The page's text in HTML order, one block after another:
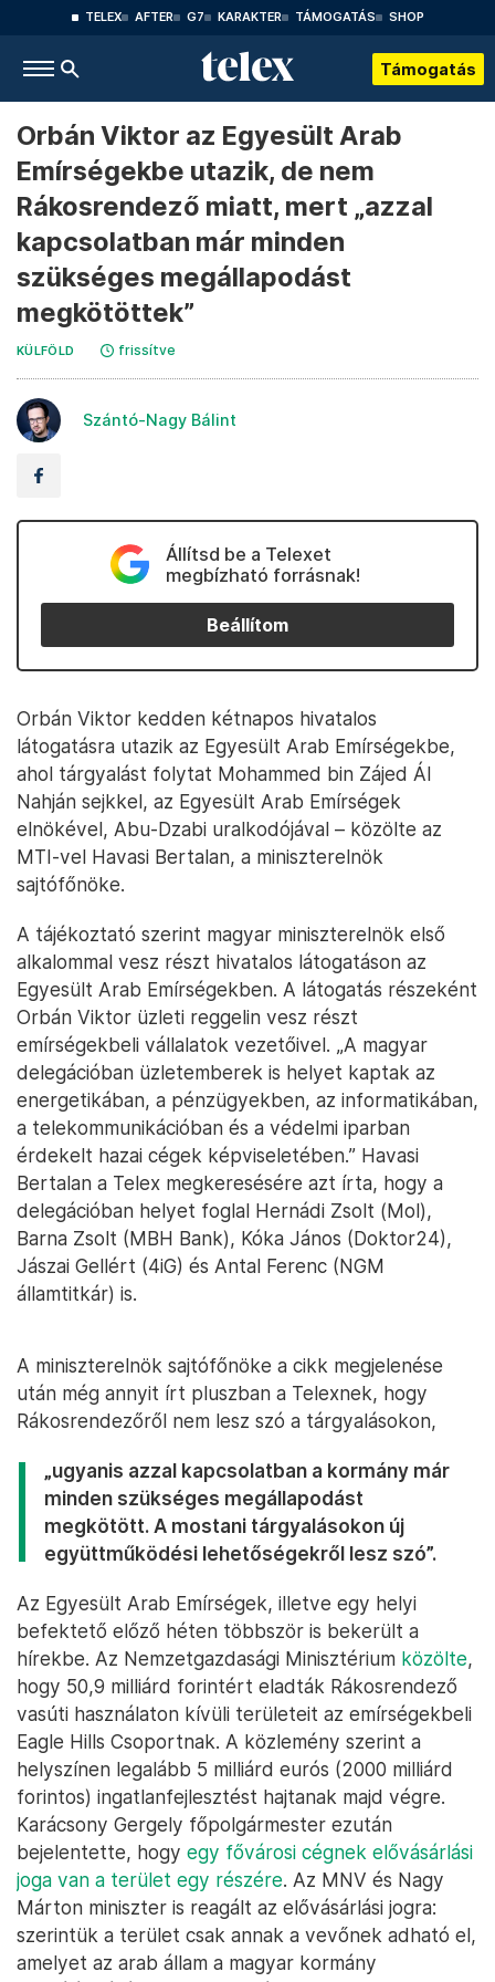
TELEX AFTER G7 KARAKTER TÁMOGATÁS SHOP
Támogatás
Orbán Viktor az Egyesült Arab
Emírségekbe utazik, de nem
Rákosrendező miatt, mert „azzal
kapcsolatban már minden
szükséges megállapodást
megkötöttek”
KÜLFÖLD frissítve
Szántó-Nagy Bálint
Állítsd be a Telexet
megbízható forrásnak!
Beállítom
Orbán Viktor kedden kétnapos hivatalos
látogatásra utazik az Egyesült Arab Emírségekbe,
ahol tárgyalást folytat Mohammed bin Zájed Ál
Nahján sejkkel, az Egyesült Arab Emírségek
elnökével, Abu-Dzabi uralkodójával – közölte az
MTI-vel Havasi Bertalan, a miniszterelnök
sajtófőnöke.
A tájékoztató szerint magyar miniszterelnök első
alkalommal vesz részt hivatalos látogatáson az
Egyesült Arab Emírségekben. A látogatás részeként
Orbán Viktor üzleti reggelin vesz részt
emírségekbeli vállalatok vezetőivel. „A magyar
delegációban üzletemberek is helyet kaptak az
energetikában, a pénzügyekben, az informatikában,
a telekommunikációban és a védelmi iparban
érdekelt hazai cégek képviseletében.” Havasi
Bertalan a Telex megkeresésére azt írta, hogy a
delegációban helyet foglal Hernádi Zsolt (Mol),
Barna Zsolt (MBH Bank), Kóka János (Doktor24),
Jászai Gellért (4iG) és Antal Ferenc (NGM
államtitkár) is.
A miniszterelnök sajtófőnöke a cikk megjelenése
után még annyit írt pluszban a Telexnek, hogy
Rákosrendezőről nem lesz szó a tárgyalásokon,
„ugyanis azzal kapcsolatban a kormány már
minden szükséges megállapodást
megkötött. A mostani tárgyalásokon új
együttműködési lehetőségekről lesz szó”.
Az Egyesült Arab Emírségek, illetve egy helyi
befektető előző héten többször is bekerült a
hírekbe. Az Nemzetgazdasági Minisztérium közölte,
hogy 50,9 milliárd forintért eladták Rákosrendező
vasúti használaton kívüli területeit az emírségekbeli
Eagle Hills Csoportnak. A közlemény szerint a
helyszínen legalább 5 milliárd eurós (2000 milliárd
forintos) ingatlanfejlesztést hajtanak majd végre.
Karácsony Gergely főpolgármester ezután
bejelentette, hogy egy fővárosi cégnek elővásárlási
joga van a terület egy részére. Az MNV és Nagy
Márton miniszter is reagált az elővásárlási jogra:
szerintük a terület csak annak a vevőnek adható el,
amelyet az arab állam a magyar kormány